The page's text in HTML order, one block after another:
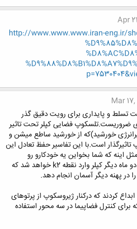
Apr
http://www.www.www.iran-eng.ir/
Mar 17,
و پایداری برای رویت دقیق گذر
ضروریست.تلسکوپ فضایی کپلر تحت تاثیر
خورشید)که از خورشید ساطع میشن و
تاثیرگذار است.با این تفاسیر حفظ تعادل این
اینه که شما بخواین یه خودکارو رو
انگشتتون پایدار نگه دارید.دو ماه دیگر کپلر وارد نقطه k2 خواهد شد که
پهنه دیگر آسمان انجام دهد.
کردند که درکنار ژیروسکوپ از پرتوهای
برای کنترل فضاپیما در سه محور استفاده